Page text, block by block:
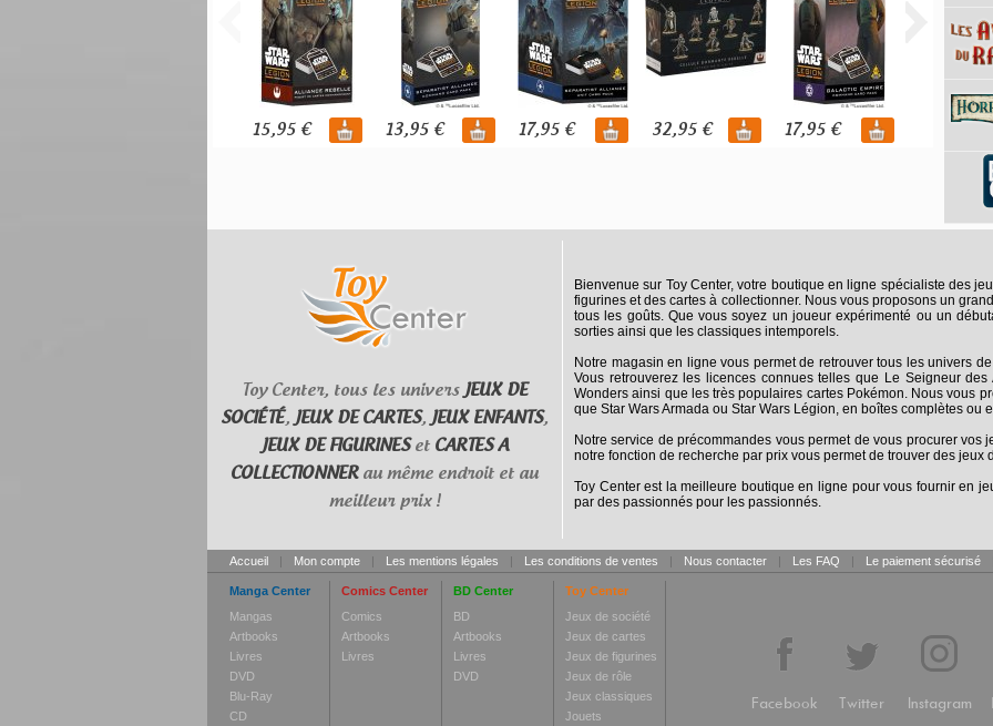
15,95 € 13,95 € 17,95 € 32,95 € 17,95 €
Toy Center, tous les univers JEUX DE
SOCIÉTÉ, JEUX DE CARTES, JEUX ENFANTS,
JEUX DE FIGURINESet CARTES A
COLLECTIONNERau même endroit et au
meilleur prix !
Bienvenue sur Toy Center, votre boutique en ligne spécialiste des
figurines et des cartes à collectionner. Nous vous proposons un
tous les goûts. Que vous soyez un joueur expérimenté ou un
sorties ainsi que les classiques intemporels.
Notre magasin en ligne vous permet de retrouver tous les univers
Vous retrouverez les licences connues telles que Le Seigneur
Wonders ainsi que les très populaires cartes Pokémon. Nous vous
que Star Wars Armada ou Star Wars Légion, en boîtes complètes ou
Notre service de précommandes vous permet de vous procurer vos
notre fonction de recherche par prix vous permet de trouver des jeux
Toy Center est la meilleure boutique en ligne pour vous fournir en
par des passionnés pour les passionnés.
Accueil | Mon compte | Les mentions légales | Les conditions de ventes | Nous contacter | Les FAQ | Le paiement sécurisé
Manga Center
Mangas
Artbooks
Livres
DVD
Blu-Ray
CD
Comics Center
Comics
Artbooks
Livres
BD Center
BD
Artbooks
Livres
DVD
Toy Center
Jeux de société
Jeux de cartes
Jeux de figurines
Jeux de rôle
Jeux classiques
Jouets
Facebook Twitter Instagram